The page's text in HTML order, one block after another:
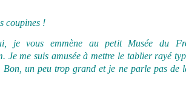
coupines !
je vous emmène au petit Musée du
Je me suis amusée à mettre le tablier rayé
Bon, un peu trop grand et je ne parle pas de